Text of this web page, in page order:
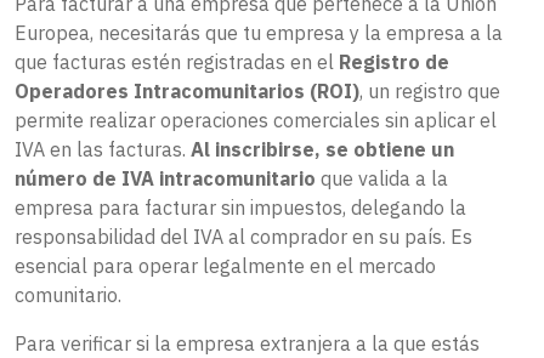
Europea, necesitarás que tu empresa y la empresa a la
que facturas estén registradas en el Registro de
Operadores Intracomunitarios (ROI), un registro que
permite realizar operaciones comerciales sin aplicar el
IVA en las facturas. Al inscribirse, se obtiene un
número de IVA intracomunitario que valida a la
empresa para facturar sin impuestos, delegando la
responsabilidad del IVA al comprador en su país. Es
esencial para operar legalmente en el mercado
comunitario.
Para verificar si la empresa extranjera a la que estás